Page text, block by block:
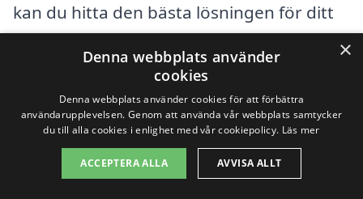
kan du hitta den bästa lösningen för ditt
Få 3 erbjudanden, gratis och utan
förpliktelser
×
Denna webbplats använder
cookies
Denna webbplats använder cookies för att förbättra
användarupplevelsen. Genom att använda vår webbplats samtycker
du till alla cookies i enlighet med vår cookiepolicy. Läs mer
ACCEPTERA ALLA AVVISA ALLT